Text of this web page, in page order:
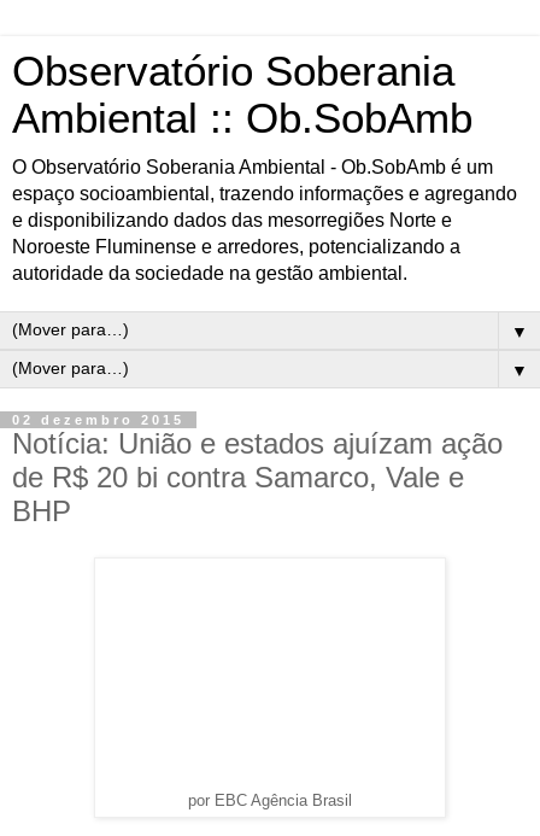
Observatório Soberania
Ambiental :: Ob.SobAmb
O Observatório Soberania Ambiental - Ob.SobAmb é um
espaço socioambiental, trazendo informações e agregando
e disponibilizando dados das mesorregiões Norte e
Noroeste Fluminense e arredores, potencializando a
autoridade da sociedade na gestão ambiental.
▼
▼
02 dezembro 2015
Notícia: União e estados ajuízam ação
de R$ 20 bi contra Samarco, Vale e
BHP
por EBC Agência Brasil